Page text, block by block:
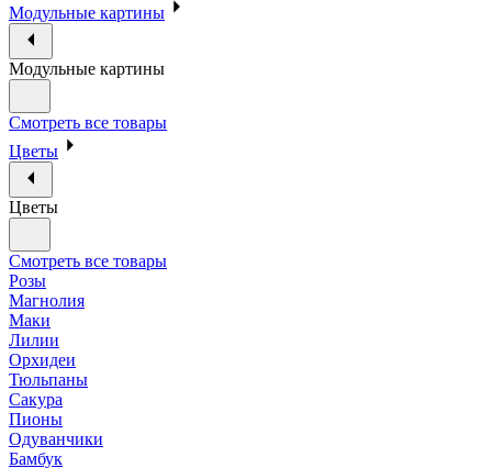
Модульные картины
Модульные картины
Смотреть все товары
Цветы
Цветы
Смотреть все товары
Розы
Магнолия
Маки
Лилии
Орхидеи
Тюльпаны
Сакура
Пионы
Одуванчики
Бамбук